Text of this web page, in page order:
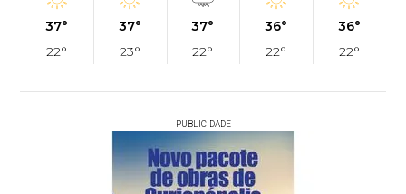
37°
22°
37°
23°
37°
22°
36°
22°
36°
22°
PUBLICIDADE